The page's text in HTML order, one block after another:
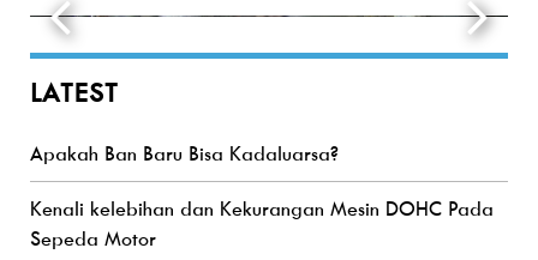
LATEST
Apakah Ban Baru Bisa Kadaluarsa?
Kenali kelebihan dan Kekurangan Mesin DOHC Pada
Sepeda Motor